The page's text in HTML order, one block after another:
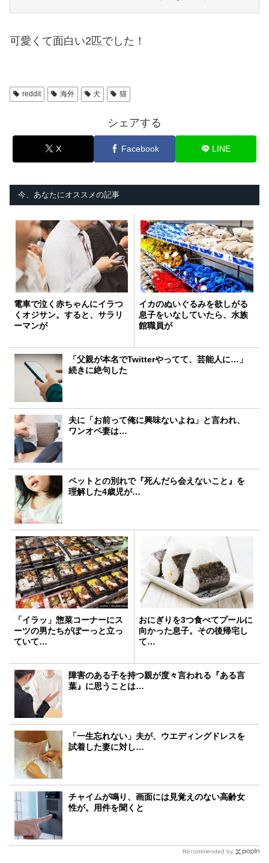
可愛くて面白い2匹でした！
reddit 海外 犬 猫
シェアする
X Facebook LINE
今、あなたにオススメの記事
電車で泣く赤ちゃんにイラつ
くオジサン。すると、サラリ
ーマンが
イカのぬいぐるみを欲しがる
息子をいなしていたら、水族
館職員が
「父親が本名でTwitterやってて、芸能人に…」
続きに絶句した
夫に「お前って俺に興味ないよね」と言われ、
ワンオペ妻は…
ペットとの別れで『死んだら会えないこと』を
理解した4歳児が…
「イラッ」惣菜コーナーにス
ーツの男たちがぼーっと立っ
ていて…
おにぎりを3つ食べてプールに
向かった息子。その後帰宅し
て…
障害のある子を持つ親が度々言われる『ある言
葉』に思うことは…
「一生忘れない」夫が、ウエディングドレスを
試着した妻に対し…
チャイムが鳴り、画面には見覚えのない高齢女
性が。用件を聞くと
Recommended by